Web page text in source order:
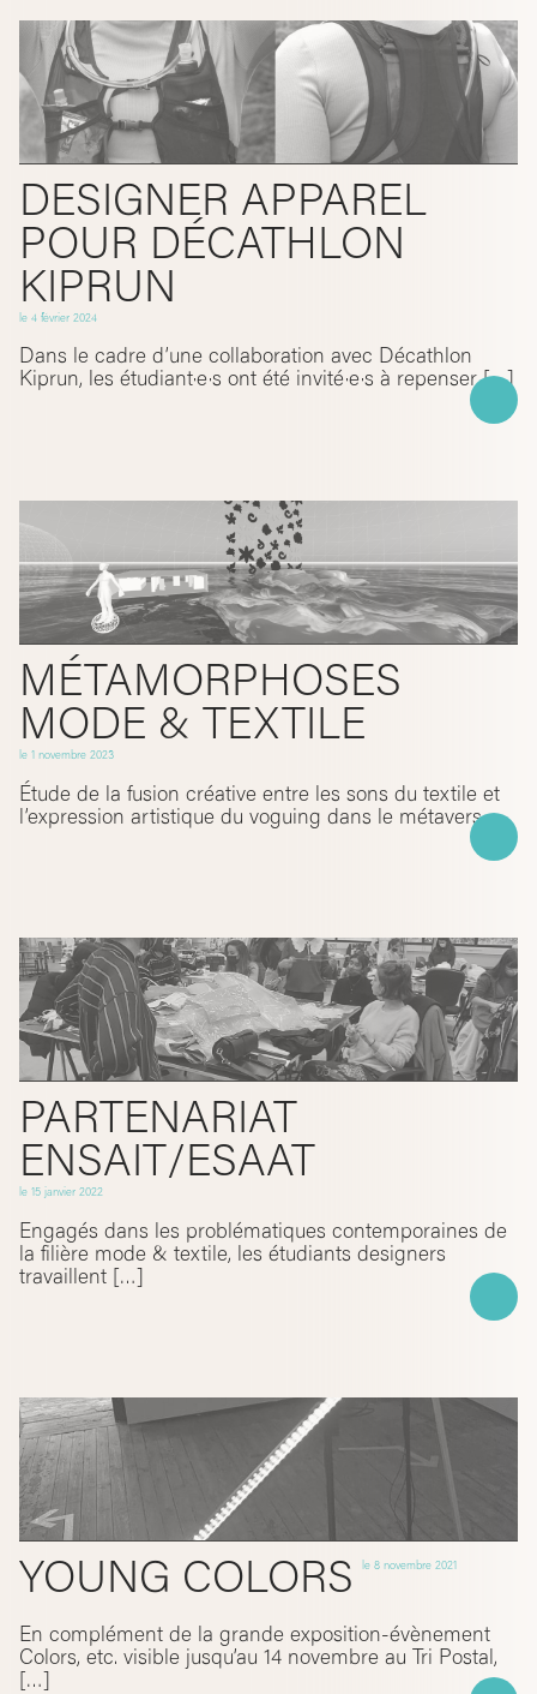
DESIGNER APPAREL
POUR DÉCATHLON
KIPRUN
le 4 février 2024
Dans le cadre d’une collaboration avec Décathlon
Kiprun, les étudiant·e·s ont été invité·e·s à repenser […]
MÉTAMORPHOSES
MODE & TEXTILE
le 1 novembre 2023
Étude de la fusion créative entre les sons du textile et
l’expression artistique du voguing dans le métavers.
PARTENARIAT
ENSAIT/ESAAT
le 15 janvier 2022
Engagés dans les problématiques contemporaines de
la filière mode & textile, les étudiants designers
travaillent […]
YOUNG COLORS le8 novembre 2021
En complément de la grande exposition-évènement
Colors, etc. visible jusqu’au 14 novembre au Tri Postal,
[…]